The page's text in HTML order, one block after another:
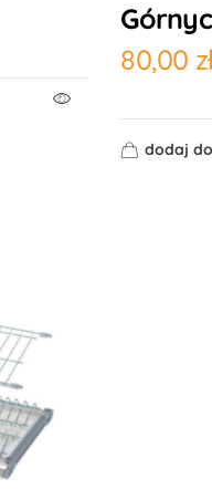
80,00
dodaj